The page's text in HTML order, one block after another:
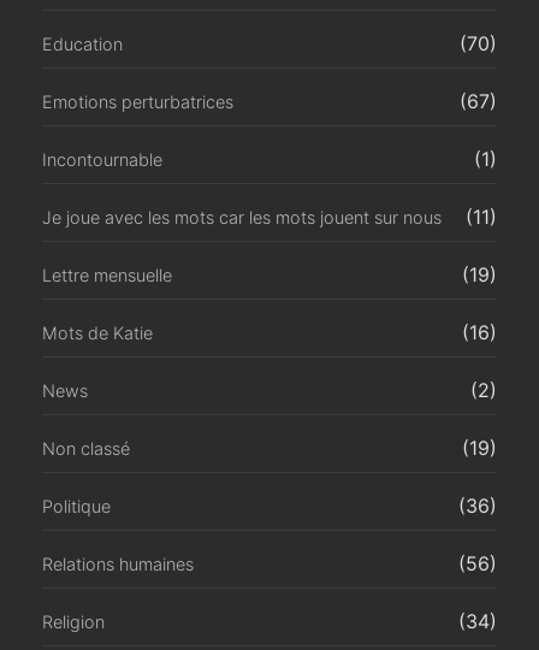
Education (70)
Emotions perturbatrices (67)
Incontournable (1)
Je joue avec les mots car les mots jouent sur nous (11)
Lettre mensuelle (19)
Mots de Katie (16)
News (2)
Non classé (19)
Politique (36)
Relations humaines (56)
Religion (34)